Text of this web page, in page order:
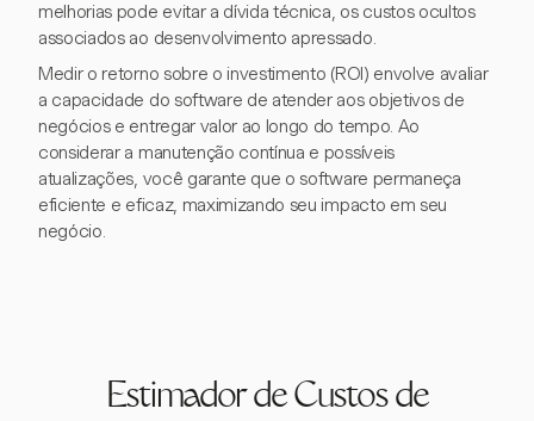
melhorias pode evitar a dívida técnica, os custos ocultos
associados ao desenvolvimento apressado.
Medir o retorno sobre o investimento (ROI) envolve avaliar
a capacidade do software de atender aos objetivos de
negócios e entregar valor ao longo do tempo. Ao
considerar a manutenção contínua e possíveis
atualizações, você garante que o software permaneça
eficiente e eficaz, maximizando seu impacto em seu
negócio.
Estimador de Custos de